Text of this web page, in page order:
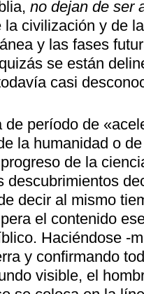
no dejan de ser
la civilización y de
y las fases
se están
casi
de período de
la humanidad o
de la
descubrimientos
decir al mismo
el contenido
Haciéndose -
y confirmando
visible, el